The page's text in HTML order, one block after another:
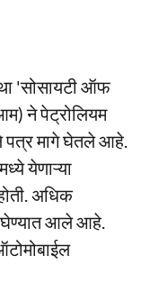
'सोसायटी ऑफ
ने पेट्रोलियम
पत्र मागे घेतले आहे.
येणाऱ्या
अधिक
घेण्यात आले आहे.